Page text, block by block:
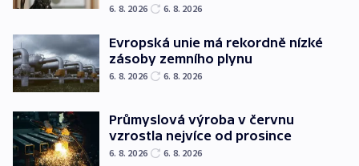
6. 8. 2026 6. 8. 2026
Evropská unie má rekordně nízké
zásoby zemního plynu
6. 8. 2026 6. 8. 2026
Průmyslová výroba v červnu
vzrostla nejvíce od prosince
6. 8. 2026 6. 8. 2026